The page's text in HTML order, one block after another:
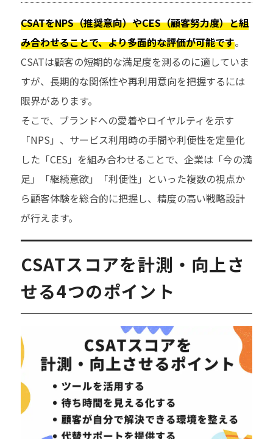
CSATをNPS（推奨意向）やCES（顧客努力度）と組
み合わせることで、より多面的な評価が可能です。
CSATは顧客の短期的な満足度を測るのに適していま
すが、長期的な関係性や再利用意向を把握するには
限界があります。
そこで、ブランドへの愛着やロイヤルティを示す
「NPS」、サービス利用時の手間や利便性を定量化
した「CES」を組み合わせることで、企業は「今の満
足」「継続意欲」「利便性」といった複数の視点か
ら顧客体験を総合的に把握し、精度の高い戦略設計
が行えます。
CSATスコアを計測・向上さ
せる4つのポイント